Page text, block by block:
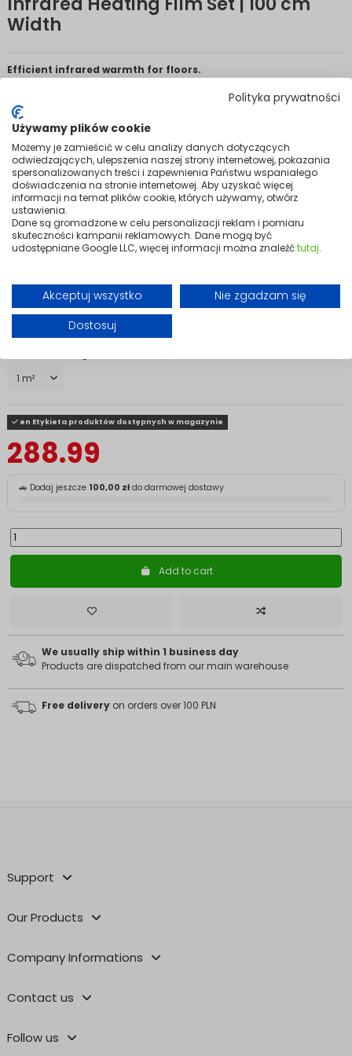
Polityka prywatności
Używamy plików cookie
Możemy je zamieścić w celu analizy danych dotyczących
odwiedzających, ulepszenia naszej strony internetowej, pokazania
spersonalizowanych treści i zapewnienia Państwu wspaniałego
doświadczenia na stronie internetowej. Aby uzyskać więcej
informacji na temat plików cookie, których używamy, otwórz
ustawienia.
Dane są gromadzone w celu personalizacji reklam i pomiaru
skuteczności kampanii reklamowych. Dane mogą być
udostępniane Google LLC, więcej informacji można znaleźćtutaj.
Akceptuj wszystko
Nie zgadzam się
Dostosuj
Width
Efficient infrared warmth for floors.
An energy-efficient, eco-friendly heat source suited to homes, flats,
and offices. Infrared technology warms people and objects directly
rather than the air — delivering a pleasant, comfortable warmth that
feels more natural and wastes less energy.
High energy efficiency and straightforward installation make it a
practical choice. It lays flat beneath panel flooring, works quickly, and
requires no ongoing maintenance.
Mounting accessories are included in the kit, so the system is ready to
install and use straight away — delivering reliable heating
performance for years to come.
en Etykieta produktów dostępnych w magazynie
288.99
🚗 Dodaj jeszcze 100,00 złdo darmowej dostawy
Add to cart
We usually ship within 1 business day
Products are dispatched from our main warehouse
Free delivery on orders over 100 PLN
Support
Our Products
Company Informations
Contact us
Follow us